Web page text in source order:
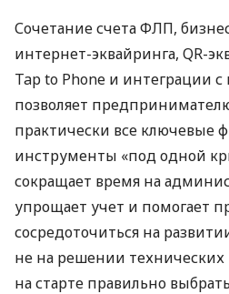
Сочетание счета ФЛП,
интернет-эквайринга, QR-
Tap to Phone и интеграции
позволяет
практически все ключевые
инструменты «под одной
сокращает время на
упрощает учет и помогает
сосредоточиться на
не на решении технических
на старте правильно